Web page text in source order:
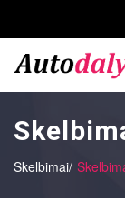
Skelbimai/